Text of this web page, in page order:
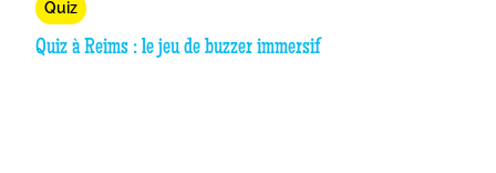
Quiz
Quiz à Reims : le jeu de buzzer immersif